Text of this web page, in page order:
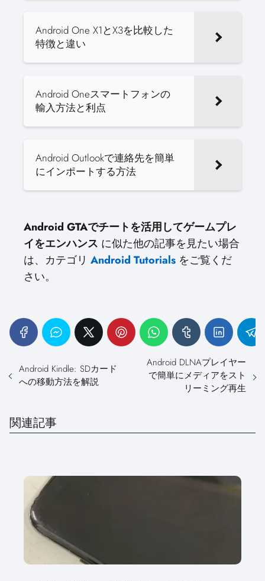
Android One X1とX3を比較した
特徴と違い
Android Oneスマートフォンの
輸入方法と利点
Android Outlookで連絡先を簡単
にインポートする方法
Android GTAでチートを活用してゲームプレ
イをエンハンス に似た他の記事を見たい場合
は、カテゴリ Android Tutorials をご覧くだ
さい。
Android Kindle: SDカード
への移動方法を解説
Android DLNAプレイヤー
で簡単にメディアをスト
リーミング再生
関連記事